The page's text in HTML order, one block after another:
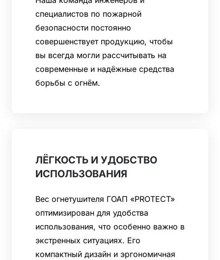
специалистов по пожарной
безопасности постоянно
совершенствует продукцию, чтобы
вы всегда могли рассчитывать на
современные и надёжные средства
борьбы с огнём.
ЛЁГКОСТЬ И УДОБСТВО
ИСПОЛЬЗОВАНИЯ
Вес огнетушителя ГОАП «PROTECT»
оптимизирован для удобства
использования, что особенно важно в
экстренных ситуациях. Его
компактный дизайн и эргономичная